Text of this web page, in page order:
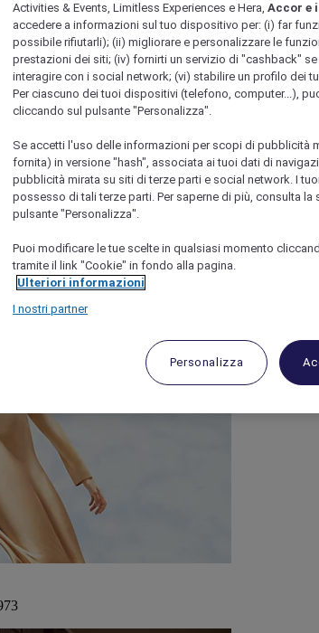
Mercure
Activities & Events, Limitless Experiences e Hera, Accor e
accedere a informazioni sul tuo dispositivo per: (i) far
possibile rifiutarli); (ii) migliorare e personalizzare le
prestazioni dei siti; (iv) fornirti un servizio di "cashback"
interagire con i social network; (vi) stabilire un profilo dei
Per ciascuno dei tuoi dispositivi (telefono, computer...),
cliccando sul pulsante "Personalizza".
Se accetti l'uso delle informazioni per scopi di pubblicità
fornita) in versione "hash", associata ai tuoi dati di
pubblicità mirata su siti di terze parti e social network. I
possesso di tali terze parti. Per saperne di più, consulta la
pulsante "Personalizza".
Puoi modificare le tue scelte in qualsiasi momento
tramite il link "Cookie" in fondo alla pagina.
Ulteriori informazioni
I nostri partner
Personalizza